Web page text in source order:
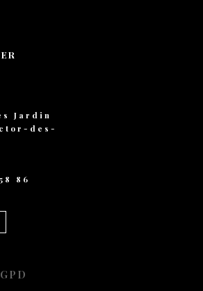
Jardin
des-
86